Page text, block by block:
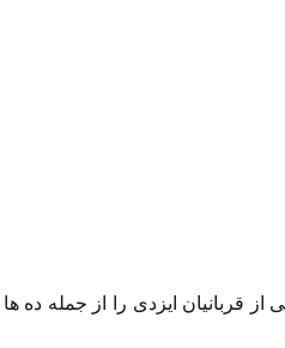
قربانیان ایزدی را از جمله